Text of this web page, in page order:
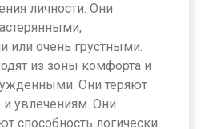
личности. Они
или очень грустными.
из зоны комфорта и
Они теряют
и увлечениям. Они
способность логически